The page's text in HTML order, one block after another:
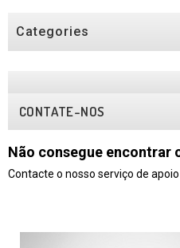
Categories
CONTATE-NOS
Não consegue encontrar
Contacte o nosso serviço de